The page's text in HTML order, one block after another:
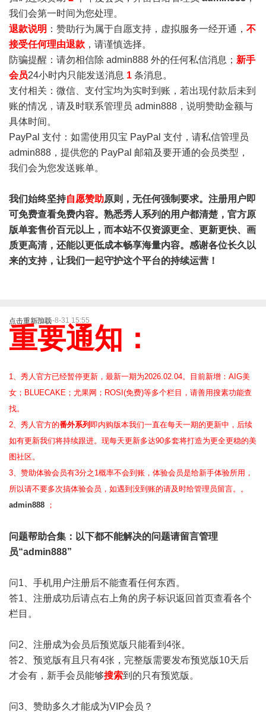
我们会第一时间为您处理。
退款说明 ：赞助行为属于自愿支持，虚拟服务一经开通， 不
接受任何理由退款 ，请谨慎选择。
防骗提醒：请勿相信除 admin888 外的任何私信消息； 新手
会员24小时内只能发送消息 1 条消息。
支付相关：微信、支付宝均为实时到账，若出现付款后未到
账的情况，请及时联系管理员 admin888，说明赞助金额与
具体时间。
PayPal 支付：如需使用贝宝 PayPal 支付，请私信管理员
admin888，提供您的 PayPal 邮箱及要开通的会员类型，
我们会为您发送账单。
我们始终坚持自愿赞助原则，无任何强制要求。注册用户即
可免费查看免费内容。熟悉秀人系列的用户都清楚，官方原
版单套售价百元以上，而本站不仅资源更全、更新更快、画
质更高清，还能以更低成本畅享海量内容。感谢各位长久以
来的支持，让我们一起守护这个平台的持续运营！
点击重新加载2025-8-31 15:55
重要通知：
1、秀人官方已经暂停更新，最新一期为2026.02.04。目前新增：AIG美
女；BLUECAKE；尤果网；ROSI(免费)等多个栏目，请善用搜素功能查
找。
2、 秀人官方的番外系列 即内购版本我们一直在每天一期的更新中，后续
如有更新我们将持续跟进。现每天更新多达90多套将打造为更全更稳的美
图社区。
3、赞助体验会员有3分之1概率不会到账，体验会员是给新手体验所用，
所以请不要多次搞体验会员，如遇到没到账的请及时给管理员留言。。
admin888 ；
问题帮助合集 ：以下都不能解决的问题请留言管理
员“admin888”
问1、手机用户注册后不能查看任何东西。
答1、注册成功后请点右上角的房子标识返回首页查看各个
栏目。
问2、注册成为会员后预览版只能看到4张。
答2、预览版有且只有4张，完整版需要发布预览版10天后
才会有，新手会员能够搜索到的只有预览版。
问3、赞助多久才能成为VIP会员？